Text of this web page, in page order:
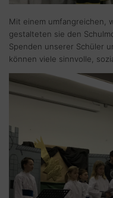
Mit einem umfangreichen,
gestalteten sie den
Spenden unserer Schüler
können viele sinnvolle,